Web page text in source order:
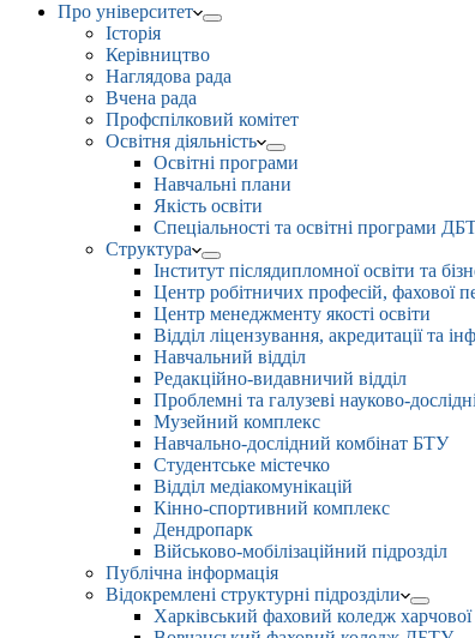
Про університет
Історія
Керівництво
Наглядова рада
Вчена рада
Профспілковий комітет
Освітня діяльність
Освітні програми
Навчальні плани
Якість освіти
Спеціальності та освітні програми
Структура
Інститут післядипломної освіти та
Центр робітничих професій, фахової
Центр менеджменту якості освіти
Відділ ліцензування, акредитації та
Навчальний відділ
Редакційно-видавничий відділ
Проблемні та галузеві науково-
Музейний комплекс
Навчально-дослідний комбінат БТУ
Студентське містечко
Відділ медіакомунікацій
Кінно-спортивний комплекс
Дендропарк
Військово-мобілізаційний підрозділ
Публічна інформація
Відокремлені структурні підрозділи
Харківський фаховий коледж